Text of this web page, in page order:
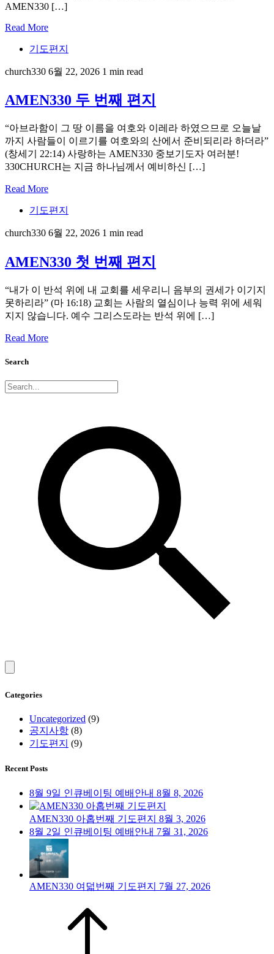
AMEN330 […]
Read More
기도편지
church330 6월 22, 2026 1 min read
AMEN330 두 번째 편지
“아브라함이 그 땅 이름을 여호와 이레라 하였으므로 오늘날
까지 사람들이 이르기를 여호와의 산에서 준비되리라 하더라”
(창세기 22:14) 사랑하는 AMEN330 중보기도자 여러분!
330CHURCH는 지금 하나님께서 예비하신 […]
Read More
기도편지
church330 6월 22, 2026 1 min read
AMEN330 첫 번째 편지
“내가 이 반석 위에 내 교회를 세우리니 음부의 권세가 이기지
못하리라” (마 16:18) 교회는 사람의 열심이나 능력 위에 세워
지지 않습니다. 예수 그리스도라는 반석 위에 […]
Read More
Search
Categories
Uncategorized (9)
공지사항 (8)
기도편지 (9)
Recent Posts
8월 9일 인큐베이팅 예배안내 8월 8, 2026
AMEN330 아홉번째 기도편지 8월 3, 2026
8월 2일 인큐베이팅 예배안내 7월 31, 2026
AMEN330 여덟번째 기도편지 7월 27, 2026